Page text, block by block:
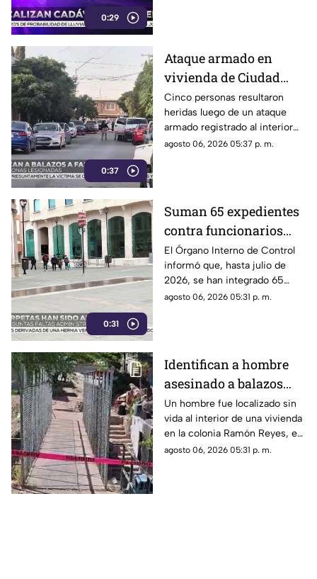
0:29
0:37
Ataque armado en
vivienda de Ciudad
Juárez deja cinco
personas heridas |
VIDEO
Cinco personas resultaron
heridas luego de un ataque
armado registrado al interior
de un domicilio en el
agosto 06, 2026 05:37 p. m.
0:31
Suman 65 expedientes
contra funcionarios
municipales de
Chihuahua | VIDEO
El Órgano Interno de Control
informó que, hasta julio de
2026, se han integrado 65
expedientes por presuntas
agosto 06, 2026 05:31 p. m.
Identifican a hombre
asesinado a balazos
dentro de una vivienda
en la colonia Ramón
Reyes
Un hombre fue localizado sin
vida al interior de una vivienda
en la colonia Ramón Reyes, en
la ciudad de Chihuahua.
agosto 06, 2026 05:31 p. m.